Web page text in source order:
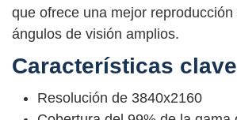
que ofrece una mejor
ángulos de visión amplios.
Características clave
Resolución de 3840x2160